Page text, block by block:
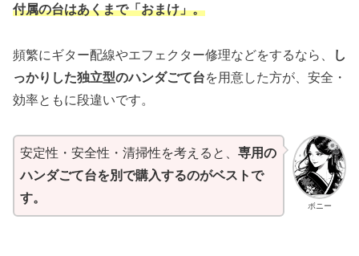
付属の台はあくまで「おまけ」。
頻繁にギター配線やエフェクター修理などをするなら、
し
っかりした独立型のハンダごて台を用意した方が、安全・
効率ともに段違いです。
ボニー
安定性・安全性・清掃性を考えると、 専用の
ハンダごて台を別で購入するのがベストで
す。